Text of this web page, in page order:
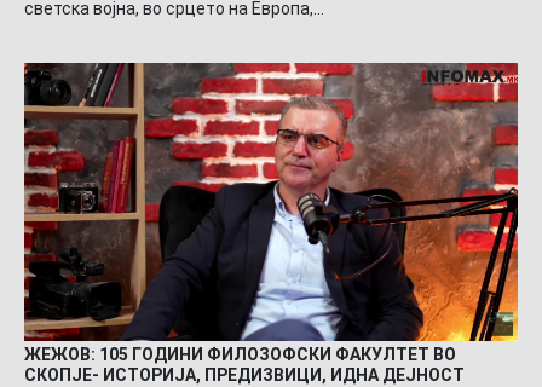
светска војна, во срцето на Европа,…
ЖЕЖОВ: 105 ГОДИНИ ФИЛОЗОФСКИ ФАКУЛТЕТ ВО
СКОПЈЕ- ИСТОРИЈА, ПРЕДИЗВИЦИ, ИДНА ДЕЈНОСТ